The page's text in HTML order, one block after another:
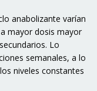
anabolizante varían
mayor dosis mayor
Lo
semanales, a lo
niveles constantes